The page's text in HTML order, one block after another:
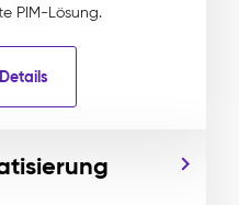
PIM-Lösung.